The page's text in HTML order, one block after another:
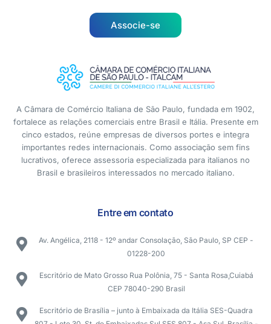
Associe-se
A Câmara de Comércio Italiana de São Paulo, fundada em 1902,
fortalece as relações comerciais entre Brasil e Itália. Presente em
cinco estados, reúne empresas de diversos portes e integra
importantes redes internacionais. Como associação sem fins
lucrativos, oferece assessoria especializada para italianos no
Brasil e brasileiros interessados no mercado italiano.
Entre em contato
Av. Angélica, 2118 - 12º andar Consolação, São Paulo, SP CEP -
01228-200
Escritório de Mato Grosso Rua Polônia, 75 - Santa Rosa,Cuiabá
CEP 78040-290 Brasil
Escritório de Brasília – junto à Embaixada da Itália SES-Quadra